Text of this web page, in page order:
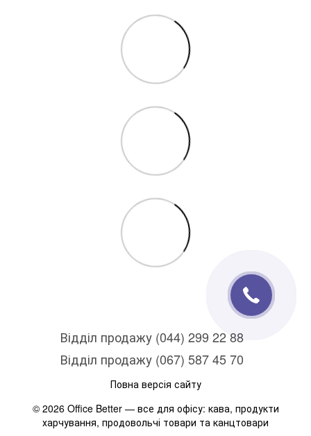
Відділ продажу (044) 299 22 88
Відділ продажу (067) 587 45 70
Повна версія сайту
© 2026 Office Better — все для офісу: кава, продукти
харчування, продовольчі товари та канцтовари